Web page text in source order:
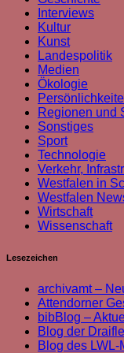
Interviews
Kultur
Kunst
Landespolitik
Medien
Ökologie
Regionen und
Sonstiges
Sport
Technologie
Verkehr,
Westfalen in
Westfalen
Wirtschaft
Wissenschaft
Lesezeichen
archivamt –
Attendorner
bibBlog –
Blog der
Blog des